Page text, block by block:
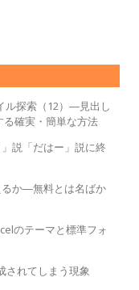
探索（12）―見出し
確実・簡単な方法
説「だはー」説に終
るか―無料とは名ばか
のテーマと標準フォ
されてしまう現象